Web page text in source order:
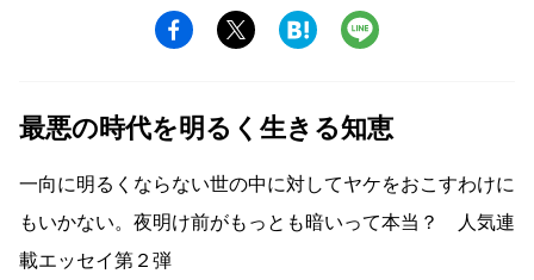
最悪の時代を明るく生きる知恵
一向に明るくならない世の中に対してヤケをおこすわけに
もいかない。夜明け前がもっとも暗いって本当？ 人気連
載エッセイ第２弾